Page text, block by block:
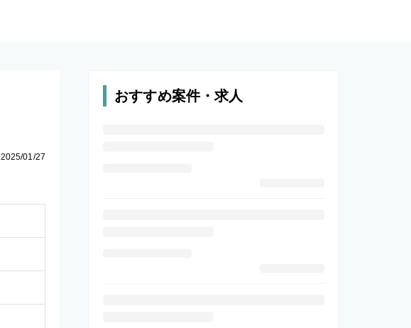
2025/01/27
おすすめ案件・求人